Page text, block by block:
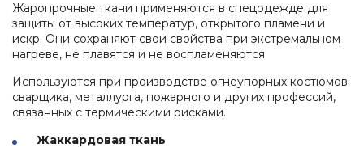
Жаропрочные ткани применяются в спецодежде для
защиты от высоких температур, открытого пламени и
искр. Они сохраняют свои свойства при экстремальном
нагреве, не плавятся и не воспламеняются.
Используются при производстве огнеупорных костюмов
сварщика, металлурга, пожарного и других профессий,
связанных с термическими рисками.
Жаккардовая ткань